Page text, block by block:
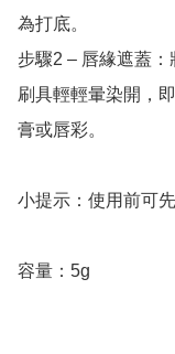
為打底。
步驟2 – 唇緣遮蓋
刷具輕輕暈染開，
膏或唇彩。
小提示：使用前可